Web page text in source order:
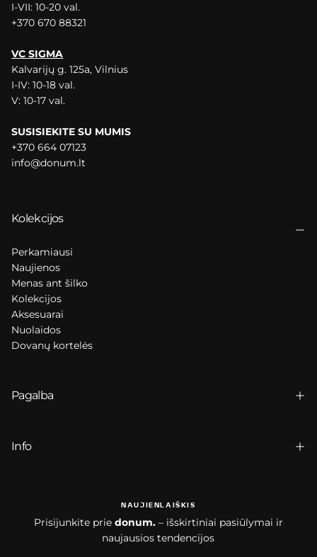
I-VII: 10-20 val.
+370 670 88321
VC SIGMA
Kalvarijų g. 125a, Vilnius
I-IV: 10-18 val.
V: 10-17 val.
SUSISIEKITE SU MUMIS
+370 664 07123
info@donum.lt
Kolekcijos
Perkamiausi
Naujienos
Menas ant šilko
Kolekcijos
Aksesuarai
Nuolaidos
Dovanų kortelės
Pagalba
Info
NAUJIENLAIŠKIS
Prisijunkite prie donum. – išskirtiniai pasiūlymai ir
naujausios tendencijos